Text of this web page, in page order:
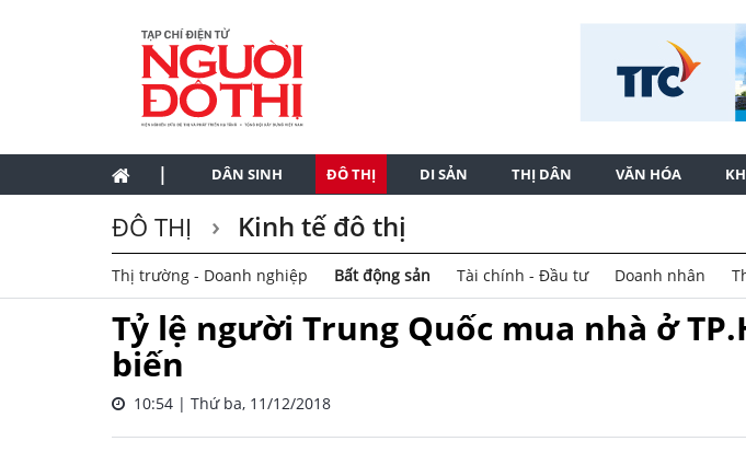
| DÂN SINH ĐÔ THỊ DI SẢN THỊ DÂN VĂN HÓA
ĐÔ THỊ Kinh tế đô thị
Thị trường - Doanh nghiệp Bất động sản Tài chính - Đầu tư Doanh nhân
Tỷ lệ người Trung Quốc mua nhà ở
biến
10:54 | Thứ ba, 11/12/2018